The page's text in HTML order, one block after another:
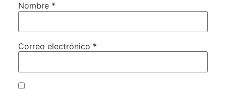
Nombre *
Correo electrónico *